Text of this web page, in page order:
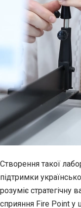
Створення такої
підтримки
розуміє стратегічну
сприяння Fire Point у